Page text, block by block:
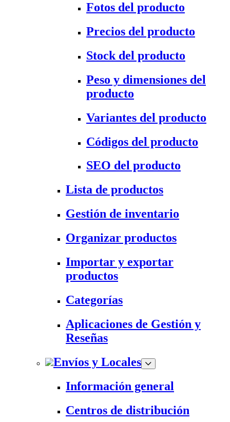
Fotos del producto
Precios del producto
Stock del producto
Peso y dimensiones del
producto
Variantes del producto
Códigos del producto
SEO del producto
Lista de productos
Gestión de inventario
Organizar productos
Importar y exportar
productos
Categorías
Aplicaciones de Gestión y
Reseñas
Envíos y Locales
Información general
Centros de distribución